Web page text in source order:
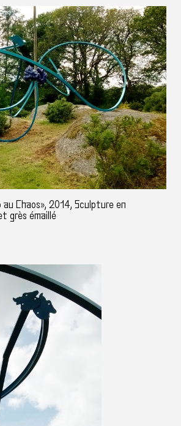
au Chaos», 2014, Sculpture en
grès émaillé